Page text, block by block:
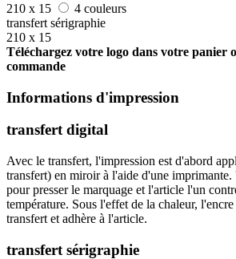
210 x 15
4 couleurs
transfert sérigraphie
210 x 15
Téléchargez votre logo dans votre panier
commande
Informations d'impression
transfert digital
Avec le transfert, l'impression est d'abord
transfert) en miroir à l'aide d'une imprimante.
pour presser le marquage et l'article l'un
température. Sous l'effet de la chaleur,
transfert et adhère à l'article.
transfert sérigraphie